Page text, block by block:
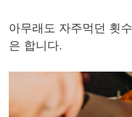
아무래도 자주먹던 횟
은 합니다.